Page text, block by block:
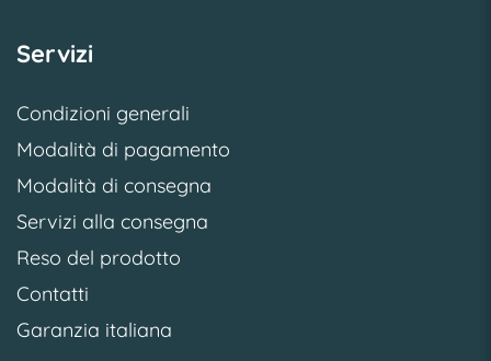
Servizi
Condizioni generali
Modalità di pagamento
Modalità di consegna
Servizi alla consegna
Reso del prodotto
Contatti
Garanzia italiana